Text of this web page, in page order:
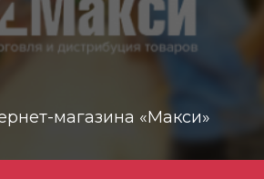
магазина «Макси»